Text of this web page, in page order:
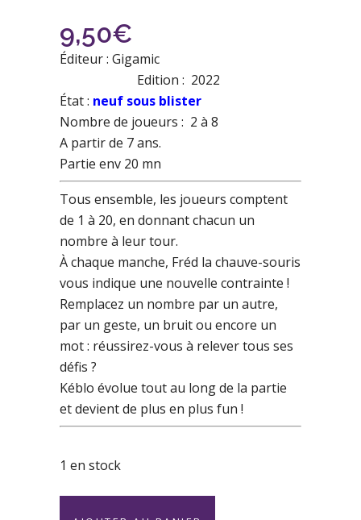
9,50€
Éditeur : Gigamic
Edition : 2022
État : neuf sous blister
Nombre de joueurs : 2 à 8
A partir de 7 ans.
Partie env 20 mn
Tous ensemble, les joueurs comptent
de 1 à 20, en donnant chacun un
nombre à leur tour.
À chaque manche, Fréd la chauve-souris
vous indique une nouvelle contrainte !
Remplacez un nombre par un autre,
par un geste, un bruit ou encore un
mot : réussirez-vous à relever tous ses
défis ?
Kéblo évolue tout au long de la partie
et devient de plus en plus fun !
1 en stock